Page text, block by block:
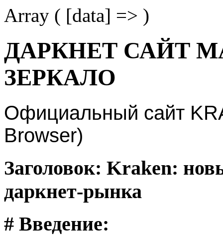
Array ( [data] => )
ДАРКНЕТ САЙТ
ЗЕРКАЛО
Официальный сайт
Browser)
Заголовок: Kraken:
даркнет-рынка
# Введение: